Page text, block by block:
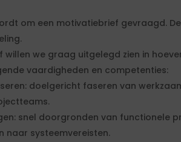
om een motivatiebrief gevraagd.
willen we graag uitgelegd zien in
vaardigheden en competenties:
doelgericht faseren van
snel doorgronden van functionele
naar systeemvereisten.